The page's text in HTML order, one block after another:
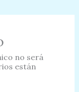
no será
están